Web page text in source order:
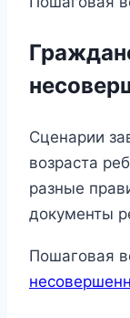
Сценарии
возраста
разные
документы
Пошаговая